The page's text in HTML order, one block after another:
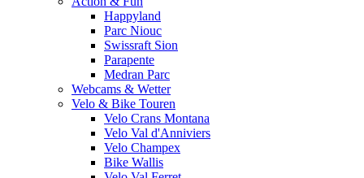
Happyland
Parc Niouc
Swissraft Sion
Parapente
Medran Parc
Webcams & Wetter
Velo & Bike Touren
Velo Crans Montana
Velo Val d'Anniviers
Velo Champex
Bike Wallis